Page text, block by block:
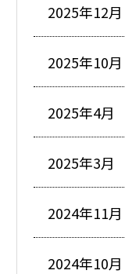
2025年12月
2025年10月
2025年4月
2025年3月
2024年11月
2024年10月